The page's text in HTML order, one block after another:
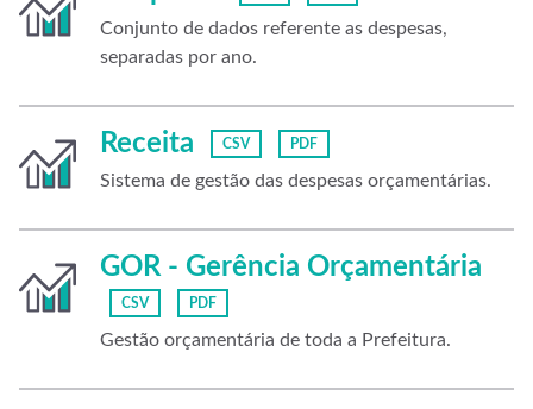
Conjunto de dados referente as despesas,
separadas por ano.
Receita CSV PDF
Sistema de gestão das despesas orçamentárias.
GOR - Gerência Orçamentária
CSV PDF
Gestão orçamentária de toda a Prefeitura.